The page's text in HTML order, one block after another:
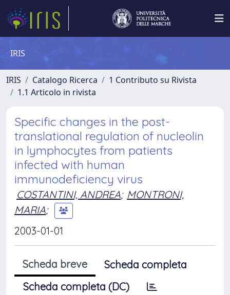
IRIS
IRIS Catalogo Ricerca
1 Contributo su Rivista
1.1 Articolo in rivista
Specific changes in the post-
translational regulation of nucleolin
in lymphocytes from patients
infected with human
immunodeficiency virus
COSTANTINI, ANDREA; MONTRONI,
MARIA;
2003-01-01
Scheda breve
Scheda completa
Scheda completa (DC)